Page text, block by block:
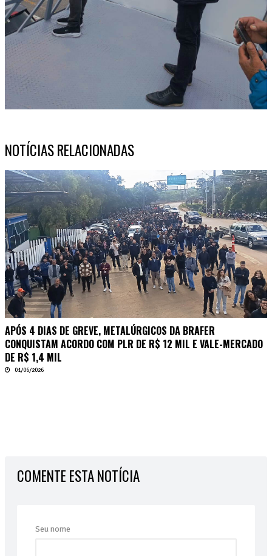
NOTÍCIAS RELACIONADAS
APÓS 4 DIAS DE GREVE, METALÚRGICOS DA BRAFER
CONQUISTAM ACORDO COM PLR DE R$ 12 MIL E VALE-MERCADO
DE R$ 1,4 MIL
01/06/2026
COMENTE ESTA NOTÍCIA
Seu nome